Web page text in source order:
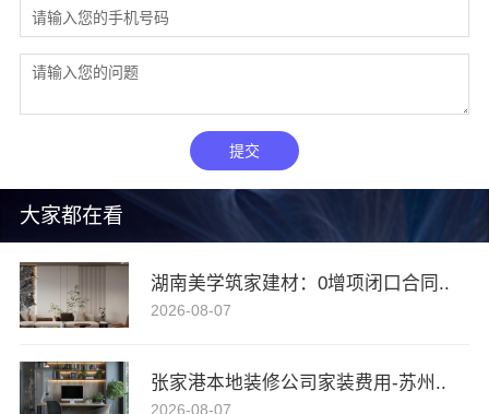
大家都在看
湖南美学筑家建材：0增项闭口合同..
2026-08-07
张家港本地装修公司家装费用-苏州..
2026-08-07
提交